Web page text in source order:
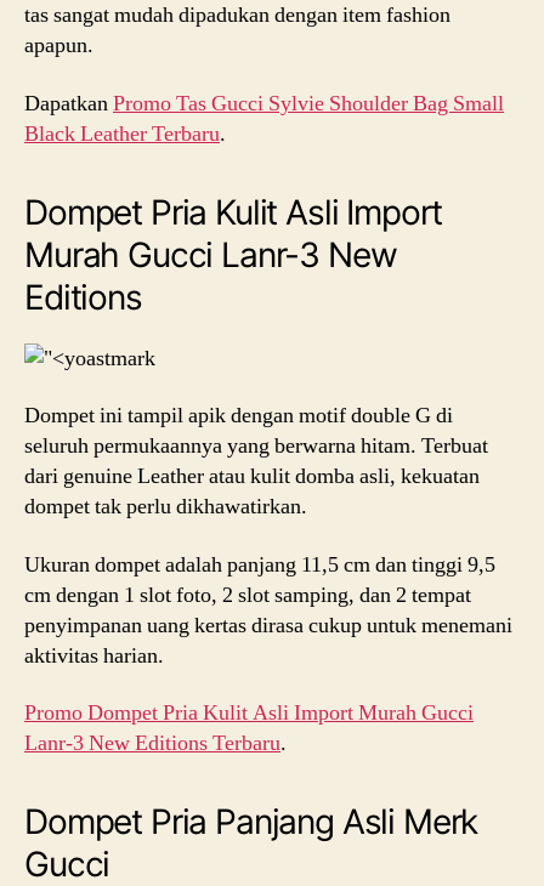
tas sangat mudah dipadukan dengan item fashion
apapun.
DapatkanPromo Tas Gucci Sylvie Shoulder Bag Small
Black Leather Terbaru.
Dompet Pria Kulit Asli Import
Murah Gucci Lanr-3 New
Editions
Dompet ini tampil apik dengan motif double G di
seluruh permukaannya yang berwarna hitam. Terbuat
dari genuine Leather atau kulit domba asli, kekuatan
dompet tak perlu dikhawatirkan.
Ukuran dompet adalah panjang 11,5 cm dan tinggi 9,5
cm dengan 1 slot foto, 2 slot samping, dan 2 tempat
penyimpanan uang kertas dirasa cukup untuk menemani
aktivitas harian.
Promo Dompet Pria Kulit Asli Import Murah Gucci
Lanr-3 New Editions Terbaru.
Dompet Pria Panjang Asli Merk
Gucci